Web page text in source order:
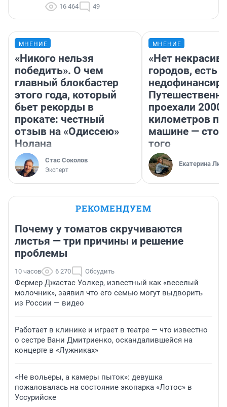
16 464 49
МНЕНИЕ
«Никого нельзя
победить». О чем
главный блокбастер
этого года, который
бьет рекорды в
прокате: честный
отзыв на «Одиссею»
Нолана
Стас Соколов
Эксперт
МНЕНИЕ
«Нет
городов, есть
проехали 2000
километров по
машине —
того
Екатерина
РЕКОМЕНДУЕМ
Почему у томатов скручиваются
листья — три причины и решение
проблемы
10 часов 6 270 Обсудить
Фермер Джастас Уолкер, известный как «веселый
молочник», заявил что его семью могут выдворить
из России — видео
Работает в клинике и играет в театре — что известно
о сестре Вани Дмитриенко, оскандалившейся на
концерте в «Лужниках»
«Не вольеры, а камеры пыток»: девушка
пожаловалась на состояние экопарка «Лотос» в
Уссурийске